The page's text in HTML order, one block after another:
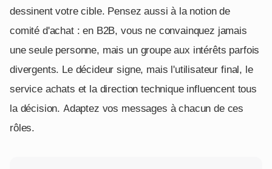
dessinent votre cible. Pensez aussi à la notion de
comité d'achat : en B2B, vous ne convainquez jamais
une seule personne, mais un groupe aux intérêts parfois
divergents. Le décideur signe, mais l'utilisateur final, le
service achats et la direction technique influencent tous
la décision. Adaptez vos messages à chacun de ces
rôles.